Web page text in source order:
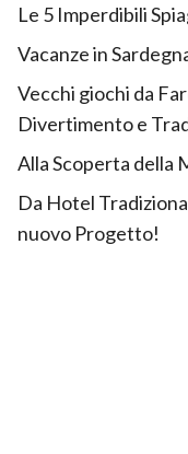
Le 5 Imperdibili
Vacanze in
Vecchi giochi da
Divertimento e
Alla Scoperta della
Da Hotel
nuovo Progetto!